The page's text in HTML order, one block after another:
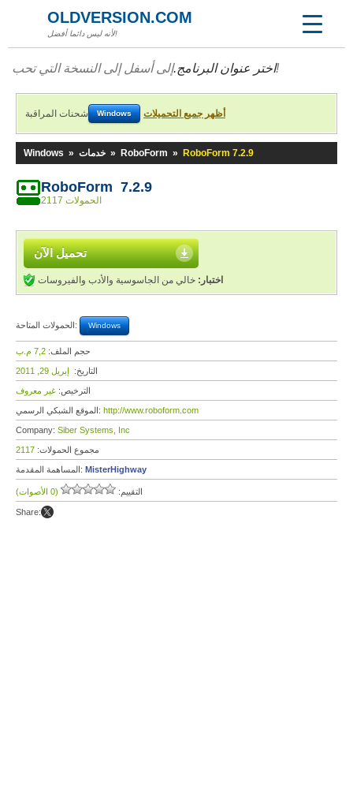
OLDVERSION.COM
لأنه ليس دائما أفضل!
اختر عنوان البرنامج.إلى أسفل إلى النسخة التي تحب!
شحنات المراقبة Windows أظهر جميع التحميلات
Windows » خدمات » RoboForm » RoboForm 7.2.9
RoboForm 7.2.9
2117 الحمولات
تحميل الآن
اختبار: خالي من الجاسوسية والأدب والفيروسات
الحمولات المتاحة: Windows
حجم الملف: 7,2 م.ب
التاريخ: إبريل 29, 2011
الترخيص: غير معروف
الموقع الشبكي الرسمي: http://www.roboform.com
Company: Siber Systems, Inc
مجموع الحمولات: 2117
المساهمة المقدمة: MisterHighway
التقييم: (0 الأصوات)
Share: